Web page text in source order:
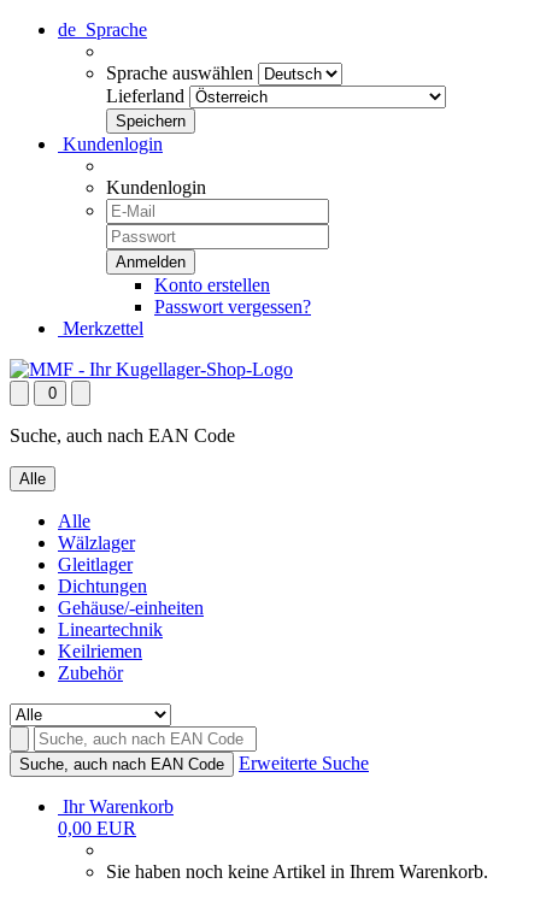
de Sprache
Sprache auswählen
Lieferland
Kundenlogin
Kundenlogin
Konto erstellen
Passwort vergessen?
Merkzettel
0
Suche, auch nach EAN Code
Alle
Alle
Wälzlager
Gleitlager
Dichtungen
Gehäuse/-einheiten
Lineartechnik
Keilriemen
Zubehör
Suche, auch nach EAN Code Erweiterte Suche
Ihr Warenkorb
0,00 EUR
Sie haben noch keine Artikel in Ihrem Warenkorb.